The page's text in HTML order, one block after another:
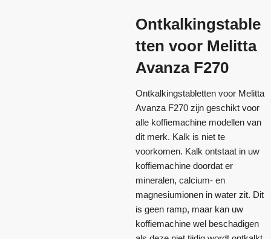
Ontkalkingstable
tten voor Melitta
Avanza F270
Ontkalkingstabletten voor Melitta
Avanza F270 zijn geschikt voor
alle koffiemachine modellen van
dit merk. Kalk is niet te
voorkomen. Kalk ontstaat in uw
koffiemachine doordat er
mineralen, calcium- en
magnesiumionen in water zit. Dit
is geen ramp, maar kan uw
koffiemachine wel beschadigen